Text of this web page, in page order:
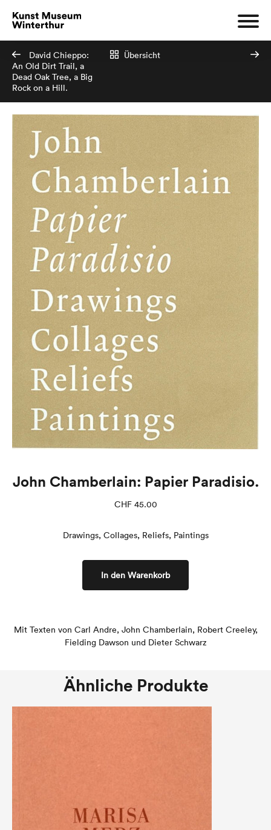
David Chieppo:
An Old Dirt Trail, a
Dead Oak Tree, a Big
Rock on a Hill.
Übersicht
John Chamberlain: Papier Paradisio.
CHF45.00
Drawings, Collages, Reliefs, Paintings
In den Warenkorb
Mit Texten von Carl Andre, John Chamberlain, Robert Creeley,
Fielding Dawson und Dieter Schwarz
Ähnliche Produkte